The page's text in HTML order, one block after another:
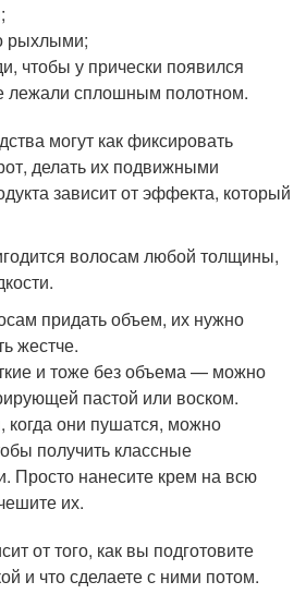
рыхлыми;
чтобы у прически появился
лежали сплошным полотном.
могут как фиксировать
делать их подвижными
зависит от эффекта, который
волосам любой толщины,
придать объем, их нужно
жестче.
и тоже без объема — можно
пастой или воском.
они пушатся, можно
получить классные
Просто нанесите крем на всю
их.
от того, как вы подготовите
и что сделаете с ними потом.